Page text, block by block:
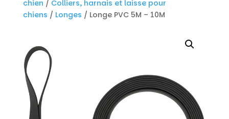
chien / Colliers, harnais et laisse pour
chiens / Longes / Longe PVC 5M – 10M